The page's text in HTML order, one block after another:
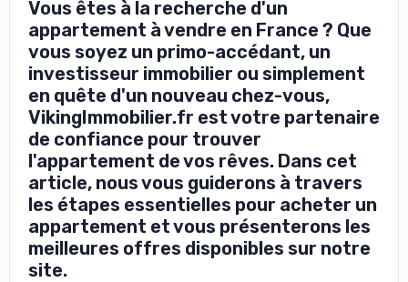
Vous êtes à la recherche d'un
appartement à vendre en France ? Que
vous soyez un primo-accédant, un
investisseur immobilier ou simplement
en quête d'un nouveau chez-vous,
VikingImmobilier.fr est votre partenaire
de confiance pour trouver
l'appartement de vos rêves. Dans cet
article, nous vous guiderons à travers
les étapes essentielles pour acheter un
appartement et vous présenterons les
meilleures offres disponibles sur notre
site.